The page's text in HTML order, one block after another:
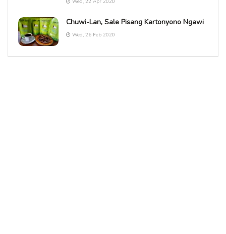
Wed, 22 Apr 2020
Chuwi-Lan, Sale Pisang Kartonyono Ngawi
Wed, 26 Feb 2020